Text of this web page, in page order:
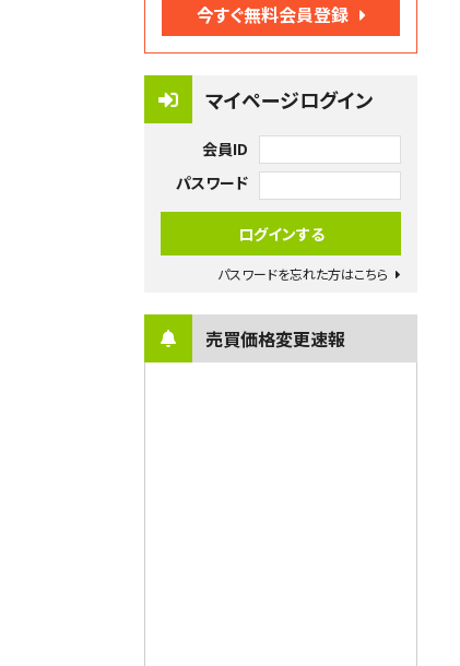
今すぐ無料会員登録
マイページログイン
会員ID
パスワード
パスワードを忘れた方はこちら
売買価格変更速報